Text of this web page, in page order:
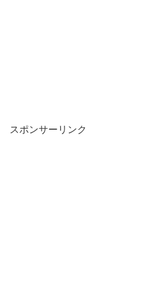
スポンサーリンク